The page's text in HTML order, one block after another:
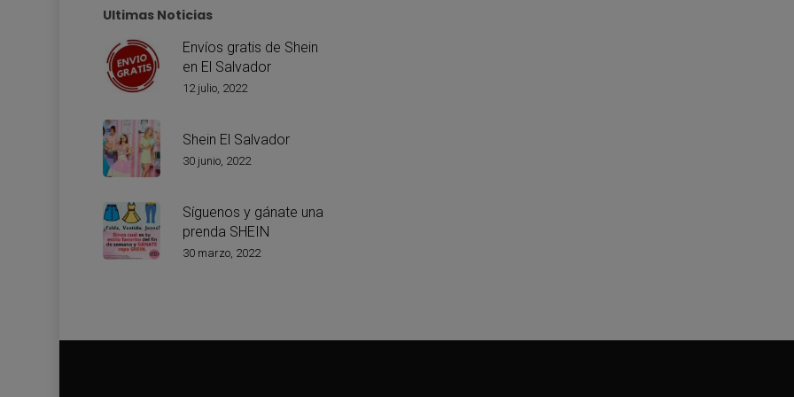
Ultimas Noticias
Envíos gratis de Shein
en El Salvador
12 julio, 2022
Shein El Salvador
30 junio, 2022
Síguenos y gánate una
prenda SHEIN
30 marzo, 2022